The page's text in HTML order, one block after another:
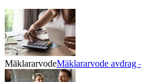
MäklararvodeMäklararvode avdrag